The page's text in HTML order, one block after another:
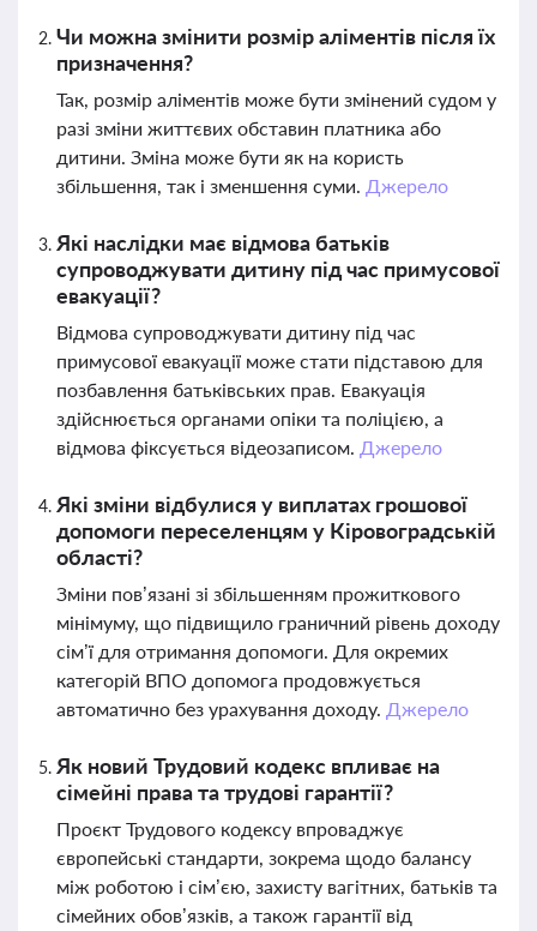
Чи можна змінити розмір аліментів після їх
призначення?
Так, розмір аліментів може бути змінений судом у
разі зміни життєвих обставин платника або
дитини. Зміна може бути як на користь
збільшення, так і зменшення суми. Джерело
Які наслідки має відмова батьків
супроводжувати дитину під час примусової
евакуації?
Відмова супроводжувати дитину під час
примусової евакуації може стати підставою для
позбавлення батьківських прав. Евакуація
здійснюється органами опіки та поліцією, а
відмова фіксується відеозаписом. Джерело
Які зміни відбулися у виплатах грошової
допомоги переселенцям у Кіровоградській
області?
Зміни пов’язані зі збільшенням прожиткового
мінімуму, що підвищило граничний рівень доходу
сім’ї для отримання допомоги. Для окремих
категорій ВПО допомога продовжується
автоматично без урахування доходу. Джерело
Як новий Трудовий кодекс впливає на
сімейні права та трудові гарантії?
Проєкт Трудового кодексу впроваджує
європейські стандарти, зокрема щодо балансу
між роботою і сім’єю, захисту вагітних, батьків та
сімейних обов’язків, а також гарантії від